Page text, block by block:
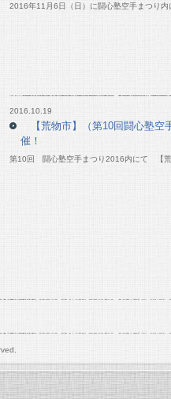
2016年11月6日（日）に闘心塾空手まつり内
2016.10.19
【荒物市】（第10回闘心塾空
催！
第10回 闘心塾空手まつり2016内にて 【荒